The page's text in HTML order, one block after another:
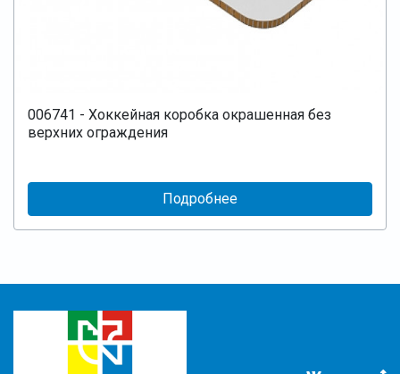
006741 - Хоккейная коробка окрашенная без
верхних ограждения
Подробнее